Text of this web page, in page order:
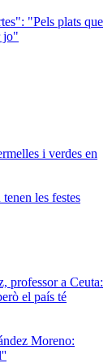
"Pels plats que
jo"
i verdes en
les festes
professor a Ceuta:
el país té
Moreno: